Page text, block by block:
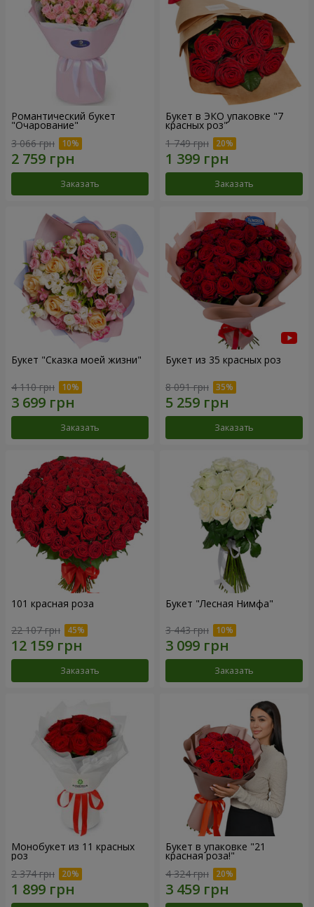
Романтический букет
"Очарование"
3 066 грн
Заказать
Букет в ЭКО упаковке "7
красных роз"
1 749 грн
Заказать
Букет "Сказка моей жизни"
4 110 грн
Заказать
Букет из 35 красных роз
8 091 грн
Заказать
101 красная роза
22 107 грн
Заказать
Букет "Лесная Нимфа"
3 443 грн
Заказать
Монобукет из 11 красных
роз
2 374 грн
Букет в упаковке "21
красная роза!"
4 324 грн